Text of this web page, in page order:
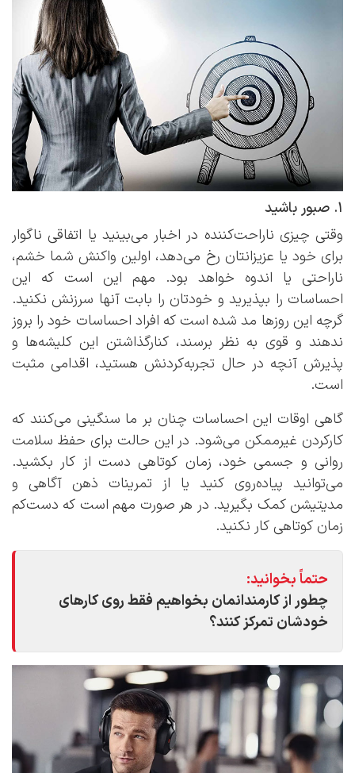
۱. صبور باشید
وقتی چیزی ناراحت‌کننده در اخبار می‌بینید یا اتفاقی ناگوار
برای خود یا عزیزانتان رخ می‌دهد، اولین واکنش شما خشم،
ناراحتی یا اندوه خواهد بود. مهم این است که این
احساسات را بپذیرید و خودتان را بابت آنها سرزنش نکنید.
گرچه این روزها مد شده است که افراد احساسات خود را بروز
ندهند و قوی به نظر برسند، کنارگذاشتن این کلیشه‌ها و
پذیرش آنچه در حال تجربه‌کردنش هستید، اقدامی مثبت
است.
گاهی اوقات این احساسات چنان بر ما سنگینی می‌‌کنند که
کارکردن غیرممکن می‌شود. در این حالت برای حفظ سلامت
روانی و جسمی خود، زمان کوتاهی دست از کار بکشید.
می‌توانید پیاده‌روی کنید یا از تمرینات ذهن آگاهی و
مدیتیشن کمک بگیرید. در هر صورت مهم است که دست‌کم
زمان کوتاهی کار نکنید.
حتماً بخوانید:
چطور از کارمندانمان بخواهیم فقط روی کارهای
خودشان تمرکز کنند؟